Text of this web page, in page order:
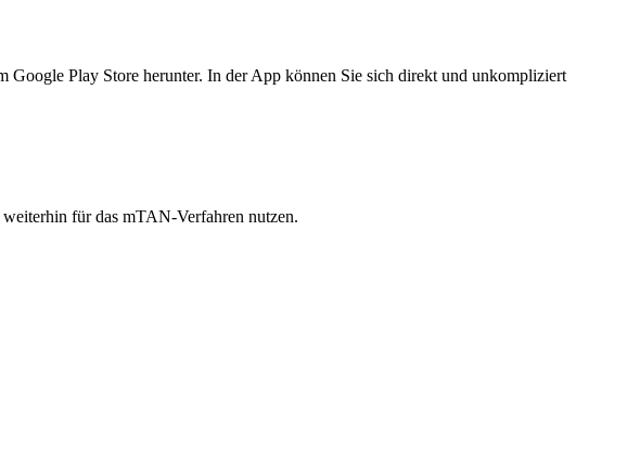
Play Store herunter. In der App können Sie sich direkt und unkompliziert
für das mTAN-Verfahren nutzen.